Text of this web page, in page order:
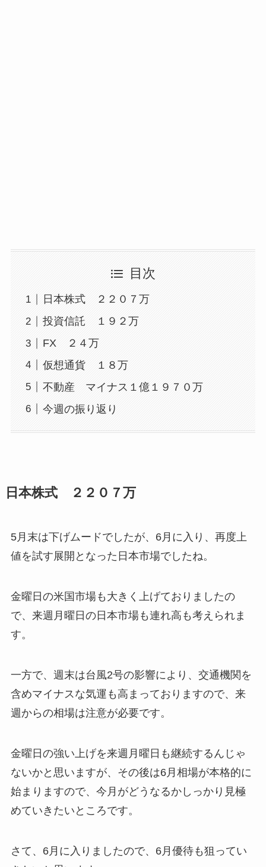
目次
日本株式 ２２０７万
投資信託 １９２万
FX ２４万
仮想通貨 １８万
不動産 マイナス１億１９７０万
今週の振り返り
日本株式 ２２０７万
5月末は下げムードでしたが、6月に入り、再度上
値を試す展開となった日本市場でしたね。
金曜日の米国市場も大きく上げておりましたの
で、来週月曜日の日本市場も連れ高も考えられま
す。
一方で、週末は台風2号の影響により、交通機関を
含めマイナスな気運も高まっておりますので、来
週からの相場は注意が必要です。
金曜日の強い上げを来週月曜日も継続するんじゃ
ないかと思いますが、その後は6月相場が本格的に
始まりますので、今月がどうなるかしっかり見極
めていきたいところです。
さて、6月に入りましたので、6月優待も狙ってい